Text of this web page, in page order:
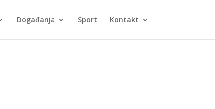
Događanja Sport Kontakt